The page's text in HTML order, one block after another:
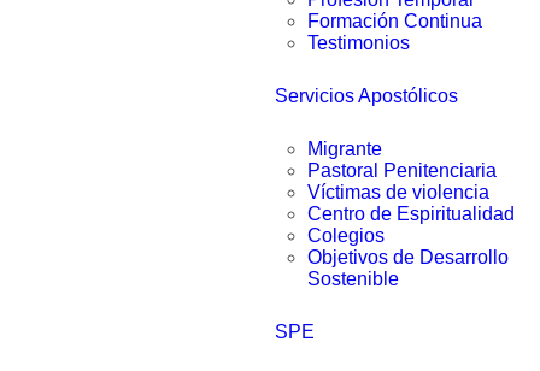
Formación Continua
Testimonios
Servicios Apostólicos
Migrante
Pastoral Penitenciaria
Víctimas de violencia
Centro de Espiritualidad
Colegios
Objetivos de Desarrollo
Sostenible
SPE